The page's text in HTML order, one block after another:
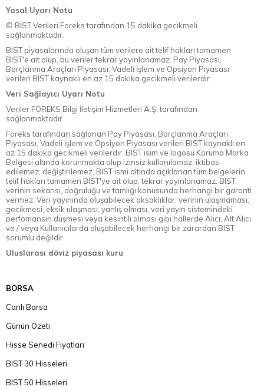
Yasal Uyarı Notu
© BİST Verileri Foreks tarafından 15 dakika gecikmeli
sağlanmaktadır.
BIST piyasalarında oluşan tüm verilere ait telif hakları tamamen
BIST'e ait olup, bu veriler tekrar yayınlanamaz. Pay Piyasası,
Borçlanma Araçları Piyasası, Vadeli İşlem ve Opsiyon Piyasası
verileri BIST kaynaklı en az 15 dakika gecikmeli verilerdir.
Veri Sağlayıcı Uyarı Notu
Veriler FOREKS Bilgi İletişim Hizmetleri A.Ş. tarafından
sağlanmaktadır.
Foreks tarafından sağlanan Pay Piyasası, Borçlanma Araçları
Piyasası, Vadeli İşlem ve Opsiyon Piyasası verileri BIST kaynaklı en
az 15 dakika gecikmeli verilerdir. BIST isim ve logosu Koruma Marka
Belgesi altında korunmakta olup izinsiz kullanılamaz, iktibas
edilemez, değiştirilemez. BIST ismi altında açıklanan tüm belgelerin
telif hakları tamamen BIST'ye ait olup, tekrar yayınlanamaz. BIST,
verinin sekansı, doğruluğu ve tamlığı konusunda herhangi bir garanti
vermez. Veri yayınında oluşabilecek aksaklıklar, verinin ulaşmaması,
gecikmesi, eksik ulaşması, yanlış olması, veri yayın sistemindeki
perfomansın düşmesi veya kesintili olması gibi hallerde Alıcı, Alt Alıcı
ve / veya Kullanıcılarda oluşabilecek herhangi bir zarardan BIST
sorumlu değildir.
Uluslarası döviz piyasası kuru
BORSA
Canlı Borsa
Günün Özeti
Hisse Senedi Fiyatları
BIST 30 Hisseleri
BIST 50 Hisseleri